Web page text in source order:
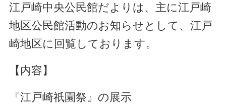
江戸崎中央公民館だよりは、主に江戸崎
地区公民館活動のお知らせとして、江戸
崎地区に回覧しております。
【内容】
『江戸崎祇園祭』の展示